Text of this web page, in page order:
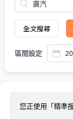
全文搜尋
區間設定
您正使用「精準